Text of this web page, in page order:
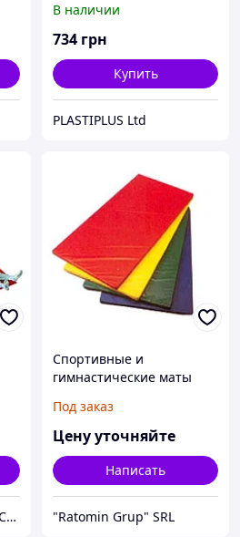
В наличии
734 грн
Купить
PLASTIPLUS Ltd
Частное предприятие София Мед
Спортивные и
гимнастические маты
Под заказ
Цену уточняйте
Написать
"Ratomin Grup" SRL